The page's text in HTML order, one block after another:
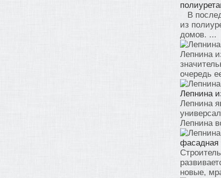
В
из
домов. ...
Лепнина
очередь
Лепнина
Лепнина
Лепнина
фасадная
новые,